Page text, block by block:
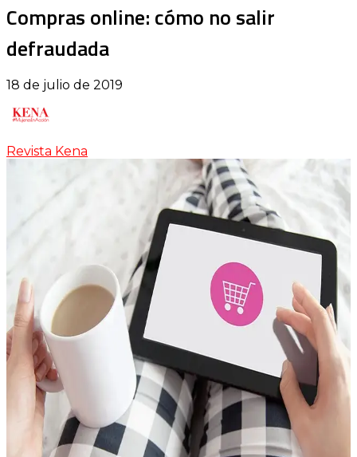
Compras online: cómo no salir
defraudada
18 de julio de 2019
Revista Kena